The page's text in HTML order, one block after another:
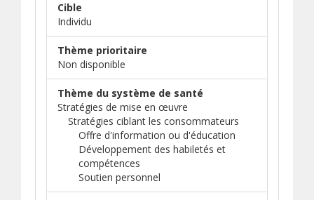
Cible
Individu
Thème prioritaire
Non disponible
Thème du système de santé
Stratégies de mise en œuvre
Stratégies ciblant les consommateurs
Offre d'information ou d'éducation
Développement des habiletés et
compétences
Soutien personnel